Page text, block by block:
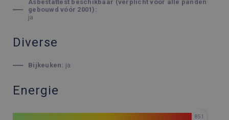
Asbestattest beschikbaar (verplicht voor alle panden
gebouwd vóór 2001):
ja
Diverse
Bijkeuken: ja
Energie
851